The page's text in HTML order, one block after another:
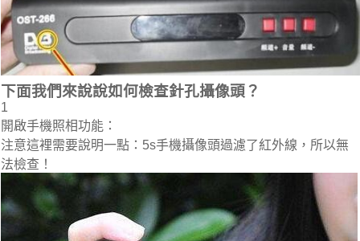
下面我們來說說如何檢查針孔攝像頭？
1
開啟手機照相功能：
注意這裡需要說明一點：5s手機攝像頭過濾了紅外線，所以無
法檢查！